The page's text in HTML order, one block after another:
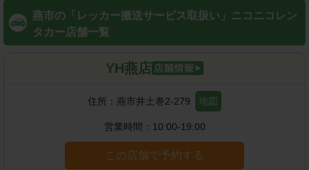
燕市の「レッカー搬送サービス取扱い」ニコニコレン
タカー店舗一覧
YH燕店
住所： 燕市井土巻2-279 地図
営業時間： 10:00-19:00
この店舗で予約する